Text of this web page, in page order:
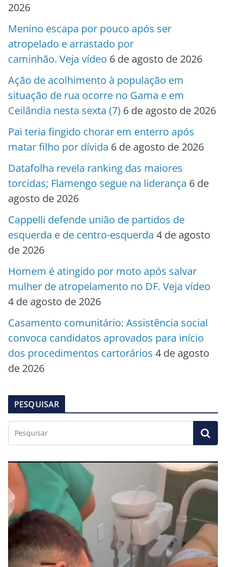
2026
Menino escapa por pouco após ser
atropelado e arrastado por
caminhão. Veja vídeo 6 de agosto de 2026
Ação de acolhimento à população em
situação de rua ocorre no Gama e em
Ceilândia nesta sexta (7) 6 de agosto de 2026
Pai teria fingido chorar em enterro após
matar filho por dívida 6 de agosto de 2026
Datafolha revela ranking das maiores
torcidas; Flamengo segue na liderança 6 de
agosto de 2026
Cappelli defende união de partidos de
esquerda e de centro-esquerda 4 de agosto
de 2026
Homem é atingido por moto após salvar
mulher de atropelamento no DF. Veja vídeo
4 de agosto de 2026
Casamento comunitário: Assistência social
convoca candidatos aprovados para início
dos procedimentos cartorários 4 de agosto
de 2026
PESQUISAR